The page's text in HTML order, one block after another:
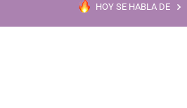
HOY SE HABLA DE